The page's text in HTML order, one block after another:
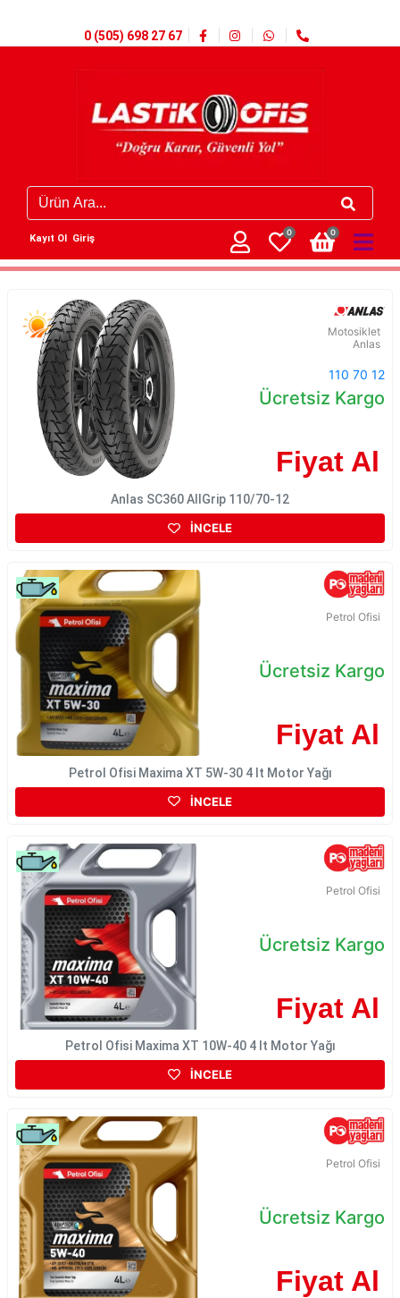
0 (505) 698 27 67
Kayıt Ol Giriş
0 0
Motosiklet
Anlas
110 70 12
Ücretsiz Kargo
Fiyat Al
Anlas SC360 AllGrip 110/70-12
İNCELE
Petrol Ofisi
Ücretsiz Kargo
Fiyat Al
Petrol Ofisi Maxima XT 5W-30 4 lt Motor Yağı
İNCELE
Petrol Ofisi
Ücretsiz Kargo
Fiyat Al
Petrol Ofisi Maxima XT 10W-40 4 lt Motor Yağı
İNCELE
Petrol Ofisi
Ücretsiz Kargo
Fiyat Al